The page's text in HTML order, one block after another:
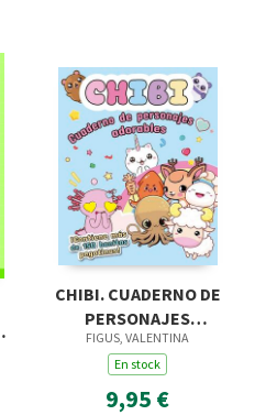
CHIBI. CUADERNO DE
PERSONAJES
ADORABLES
FIGUS, VALENTINA
En stock
9,95 €